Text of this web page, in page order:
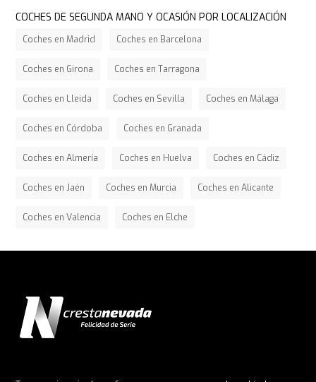
COCHES DE SEGUNDA MANO Y OCASIÓN POR LOCALIZACIÓN
Coches en Madrid Coches en Barcelona
Coches en Girona Coches en Tarragona
Coches en Lleida Coches en Sevilla Coches en Málaga
Coches en Córdoba Coches en Granada
Coches en Almería Coches en Huelva Coches en Cádiz
Coches en Jaén Coches en Murcia Coches en Alicante
Coches en Valencia Coches en Elche